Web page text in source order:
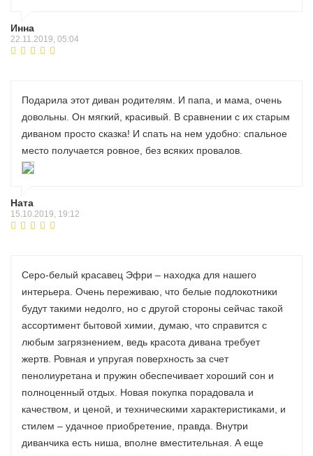
Инна
22.11.2019, 05:04
Подарила этот диван родителям. И папа, и мама, очень
довольны. Он мягкий, красивый. В сравнении с их старым
диваном просто сказка! И спать на нем удобно: спальное
место получается ровное, без всяких провалов.
Ната
15.10.2019, 19:12
Серо-белый красавец Эфри – находка для нашего
интерьера. Очень переживаю, что белые подлокотники
будут такими недолго, но с другой стороны сейчас такой
ассортимент бытовой химии, думаю, что справится с
любым загрязнением, ведь красота дивана требует
жертв. Ровная и упругая поверхность за счет
пенолиуретана и пружин обеспечивает хороший сон и
полноценный отдых. Новая покупка порадовала и
качеством, и ценой, и техническими характеристиками, и
стилем – удачное приобретение, правда. Внутри
диванчика есть ниша, вполне вместительная. А еще